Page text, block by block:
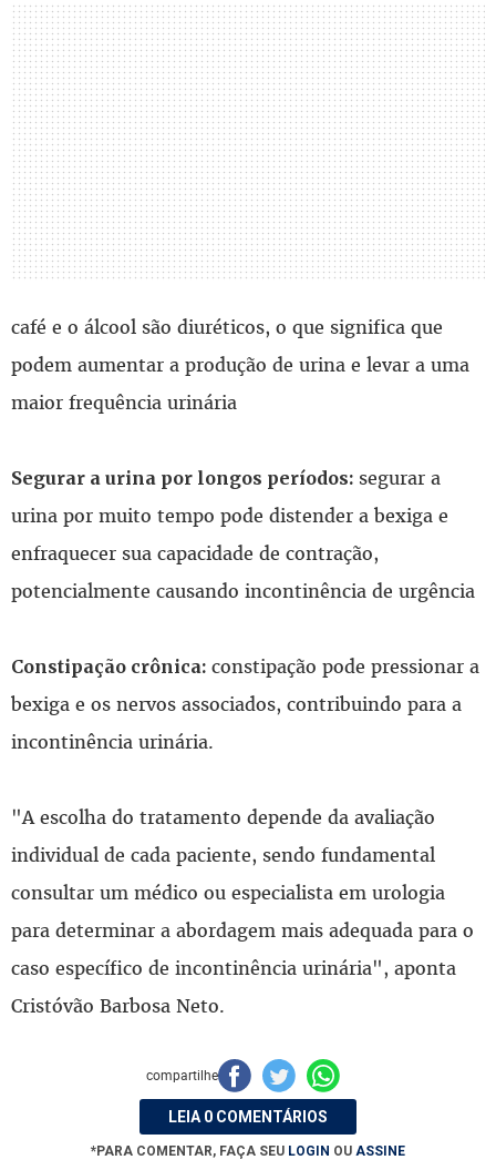
café e o álcool são diuréticos, o que significa que
podem aumentar a produção de urina e levar a uma
maior frequência urinária
Segurar a urina por longos períodos: segurar a
urina por muito tempo pode distender a bexiga e
enfraquecer sua capacidade de contração,
potencialmente causando incontinência de urgência
Constipação crônica: constipação pode pressionar a
bexiga e os nervos associados, contribuindo para a
incontinência urinária.
"A escolha do tratamento depende da avaliação
individual de cada paciente, sendo fundamental
consultar um médico ou especialista em urologia
para determinar a abordagem mais adequada para o
caso específico de incontinência urinária", aponta
Cristóvão Barbosa Neto.
compartilhe
LEIA 0 COMENTÁRIOS
*PARA COMENTAR, FAÇA SEU LOGIN OU ASSINE